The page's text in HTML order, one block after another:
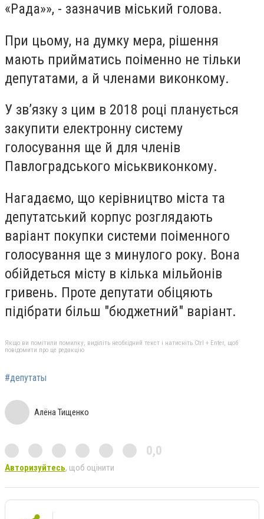
«Рада»», - зазначив міський голова.
При цьому, на думку мера, рішення
мають прийматись поіменно не тільки
депутатами, а й членами виконкому.
У зв’язку з цим в 2018 році планується
закупити електронну систему
голосування ще й для членів
Павлоградського міськвиконкому.
Нагадаємо, що керівництво міста та
депутатський корпус розглядають
варіант покупки системи поіменного
голосування ще з минулого року. Вона
обійдеться місту в кілька мільйонів
гривень. Проте депутати обіцяють
підібрати більш "бюджетний" варіант.
Якщо ви помітили помилку, виділіть необхідний текст і натисніть Ctrl + Enter, щоб
повідомити про це редакцію
#депутаты
Алёна Тищенко
0,0
Авторизуйтесь, щоб оцінити